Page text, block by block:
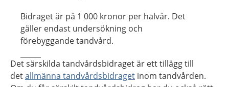
Bidraget är på 1 000 kronor per halvår. Det
gäller endast undersökning och
förebyggande tandvård.
Det särskilda tandvårdsbidraget är ett tillägg till
detallmänna tandvårdsbidraget inom tandvården.